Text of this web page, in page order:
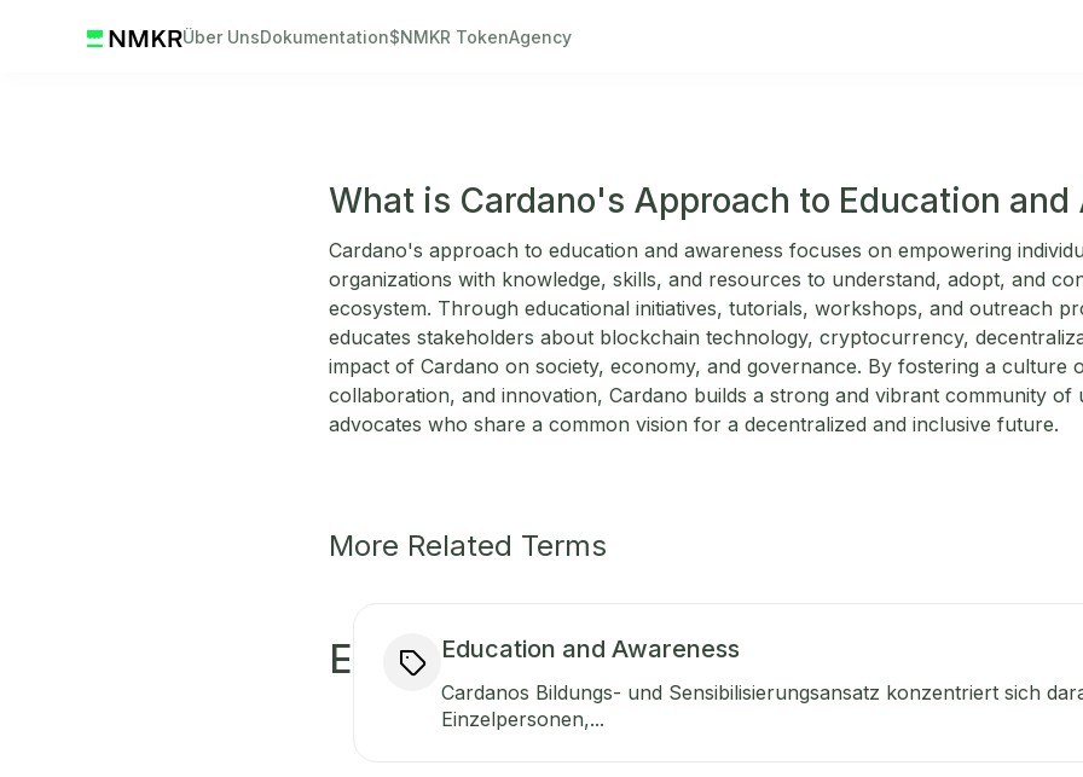
Über UnsDokumentation$NMKR TokenAgency
What is Cardano's Approach to Education and
Cardano's approach to education and awareness focuses on empowering
organizations with knowledge, skills, and resources to understand, adopt, and
ecosystem. Through educational initiatives, tutorials, workshops, and outreach
educates stakeholders about blockchain technology, cryptocurrency,
impact of Cardano on society, economy, and governance. By fostering a culture
collaboration, and innovation, Cardano builds a strong and vibrant community of
advocates who share a common vision for a decentralized and inclusive future.
More Related Terms
E Education and Awareness
Cardanos Bildungs- und Sensibilisierungsansatz konzentriert sich
Einzelpersonen,...